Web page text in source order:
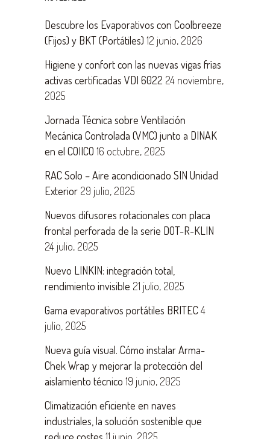
Descubre los Evaporativos con Coolbreeze
(Fijos) y BKT (Portátiles) 12 junio, 2026
Higiene y confort con las nuevas vigas frías
activas certificadas VDI 6022 24 noviembre,
2025
Jornada Técnica sobre Ventilación
Mecánica Controlada (VMC) junto a DINAK
en el COIICO 16 octubre, 2025
RAC Solo – Aire acondicionado SIN Unidad
Exterior 29 julio, 2025
Nuevos difusores rotacionales con placa
frontal perforada de la serie DOT-R-KLIN
24 julio, 2025
Nuevo LINKIN: integración total,
rendimiento invisible 21 julio, 2025
Gama evaporativos portátiles BRITEC4
julio, 2025
Nueva guía visual. Cómo instalar Arma-
Chek Wrap y mejorar la protección del
aislamiento técnico 19 junio, 2025
Climatización eficiente en naves
industriales, la solución sostenible que